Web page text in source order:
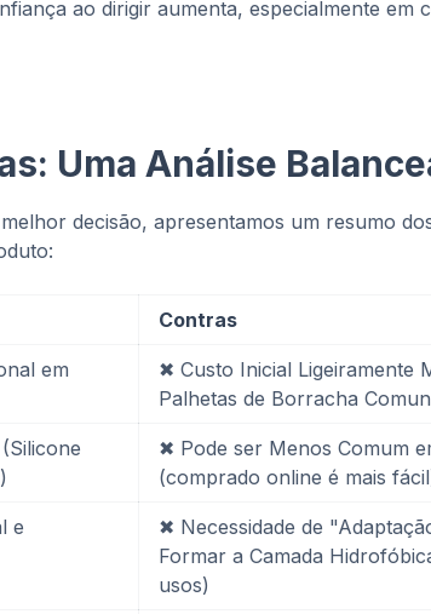
ao dirigir aumenta, especialmente em
Uma Análise
decisão, apresentamos um resumo
Contras
em
✖ Custo Inicial Ligeiramente
Palhetas de Borracha
✖ Pode ser Menos Comum
(comprado online é mais
e
✖ Necessidade de
Formar a Camada
usos)